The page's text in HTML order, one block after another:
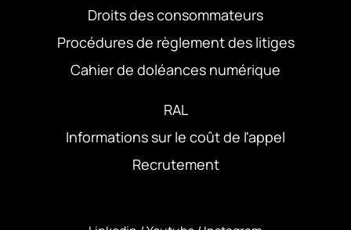
Droits des consommateurs
Procédures de règlement des litiges
Cahier de doléances numérique
RAL
Informations sur le coût de l'appel
Recrutement